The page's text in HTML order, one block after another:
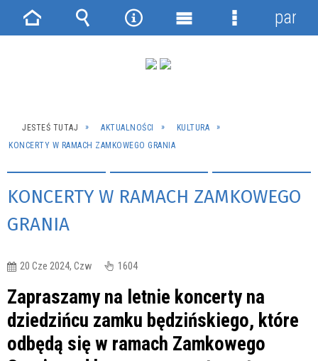
JESTEŚ TUTAJ AKTUALNOŚCI
KULTURA
KONCERTY W RAMACH ZAMKOWEGO GRANIA
KONCERTY W RAMACH ZAMKOWEGO
GRANIA
20 Cze 2024, Czw 1604
Zapraszamy na letnie koncerty na
dziedzińcu zamku będzińskiego, które
odbędą się w ramach Zamkowego
Strona Wyszukiwarka
NarzędziaMenu
Menu
panel